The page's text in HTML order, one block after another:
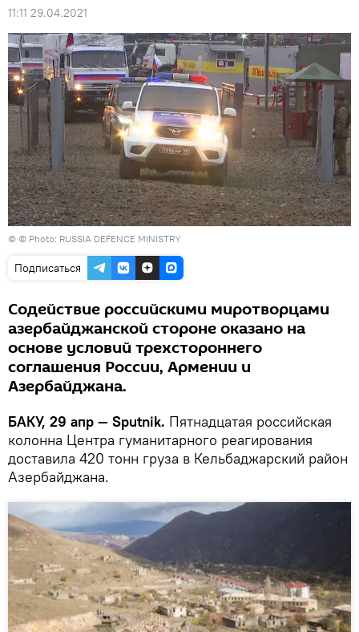
11:11 29.04.2021
© © Photo: RUSSIA DEFENCE MINISTRY
Подписаться
Содействие российскими миротворцами
азербайджанской стороне оказано на
основе условий трехстороннего
соглашения России, Армении и
Азербайджана.
БАКУ, 29 апр — Sputnik. Пятнадцатая российская
колонна Центра гуманитарного реагирования
доставила 420 тонн груза в Кельбаджарский район
Азербайджана.